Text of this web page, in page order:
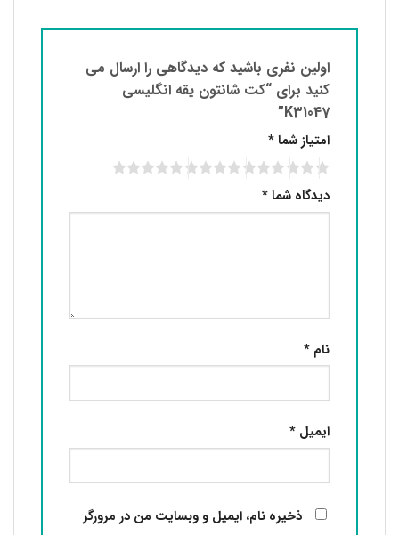
اولین نفری باشید که دیدگاهی را ارسال می
کنید برای “کت شانتون یقه انگلیسی
K31047”
امتیاز شما*
دیدگاه شما*
نام *
ایمیل *
ذخیره نام، ایمیل و وبسایت من در مرورگر